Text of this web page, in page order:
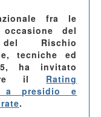
fra le
del
Rischio
tecniche ed
ha invitato
il Rating
a presidio e
.